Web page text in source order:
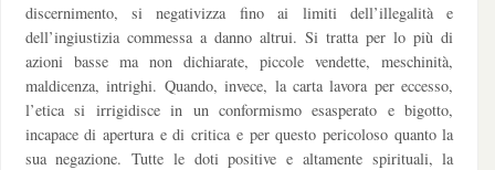
discernimento, si negativizza fino ai limiti dell’illegalità e
dell’ingiustizia commessa a danno altrui. Si tratta per lo più di
azioni basse ma non dichiarate, piccole vendette, meschinità,
maldicenza, intrighi. Quando, invece, la carta lavora per eccesso,
l’etica si irrigidisce in un conformismo esasperato e bigotto,
incapace di apertura e di critica e per questo pericoloso quanto la
sua negazione. Tutte le doti positive e altamente spirituali, la